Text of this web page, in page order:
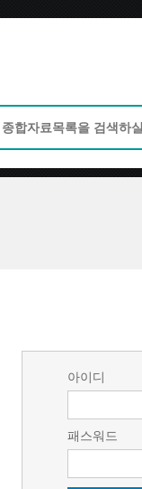
아이디
패스워드